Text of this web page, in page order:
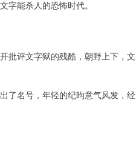
字能杀人的恐怖时代。
批评文字狱的残酷，朝野上下，文
了名号，年轻的纪昀意气风发，经